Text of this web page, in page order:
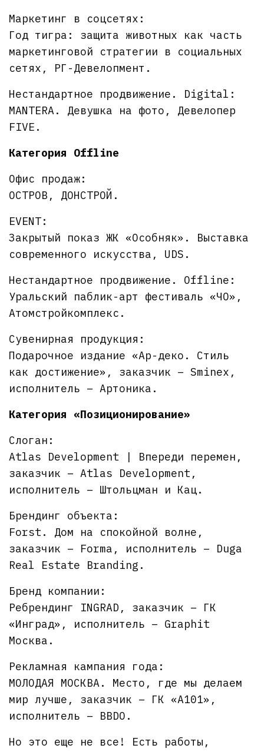
Маркетинг в соцсетях:
Год тигра: защита животных как часть
маркетинговой стратегии в социальных
сетях, РГ-Девелопмент.
Нестандартное продвижение. Digital:
MANTERA. Девушка на фото, Девелопер
FIVE.
Категория Offline
Офис продаж:
ОСТРОВ, ДОНСТРОЙ.
EVENT:
Закрытый показ ЖК «Особняк». Выставка
современного искусства, UDS.
Нестандартное продвижение. Offline:
Уральский паблик-арт фестиваль «ЧО»,
Атомстройкомплекс.
Сувенирная продукция:
Подарочное издание «Ар-деко. Стиль
как достижение», заказчик – Sminex,
исполнитель – Артоника.
Категория «Позиционирование»
Слоган:
Atlas Development | Впереди перемен,
заказчик – Atlas Development,
исполнитель – Штольцман и Кац.
Брендинг объекта:
Forst. Дом на спокойной волне,
заказчик – Forma, исполнитель – Duga
Real Estate Branding.
Бренд компании:
Ребрендинг INGRAD, заказчик – ГК
«Инград», исполнитель – Graphit
Москва.
Рекламная кампания года:
МОЛОДАЯ МОСКВА. Место, где мы делаем
мир лучше, заказчик – ГК «А101»,
исполнитель – BBDO.
Но это еще не все! Есть работы,